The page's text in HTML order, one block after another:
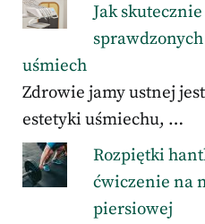
Jak
uśmiech
Zdrowie jamy ustnej
estetyki uśmiechu, …
Rozpiętki
ćwiczenie na
piersiowej